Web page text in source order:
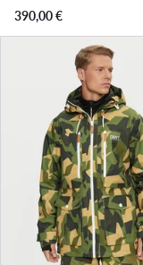
390,00€